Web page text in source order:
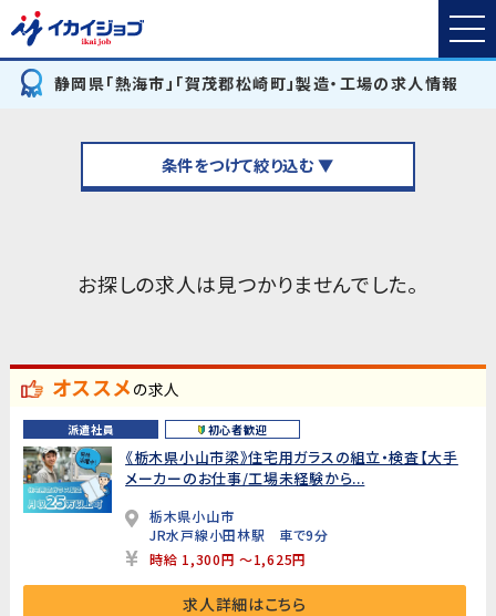
静岡県「熱海市」「賀茂郡松崎町」製造・工場の求人情報
条件をつけて絞り込む ▼
お探しの求人は見つかりませんでした。
オススメの求人
派遣社員 初心者歓迎
《栃木県小山市梁》住宅用ガラスの組立・検査【大手
メーカーのお仕事/工場未経験から...
栃木県小山市
JR水戸線小田林駅 車で9分
時給 1,300円 ～1,625円
求人詳細はこちら